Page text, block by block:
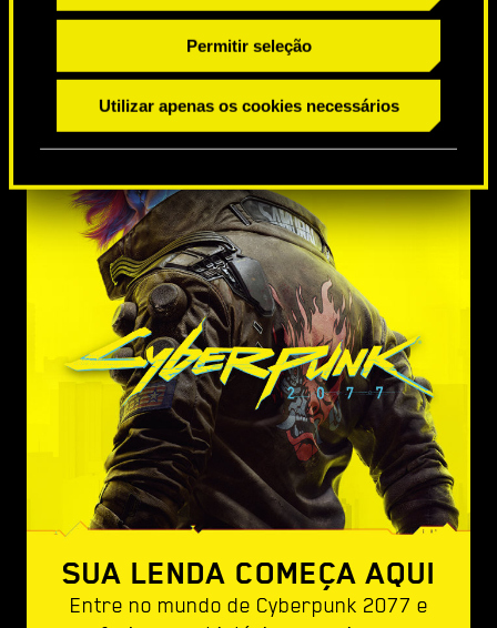
Permitir seleção
Utilizar apenas os cookies necessários
SUA LENDA COMEÇA AQUI
Entre no mundo de Cyberpunk 2077 e